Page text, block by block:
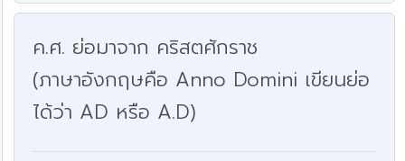
ค.ศ. ย่อมาจาก คริสตศักราช
(ภาษาอังกฤษคือ Anno Domini เขียนย่อ
ได้ว่า AD หรือ A.D)